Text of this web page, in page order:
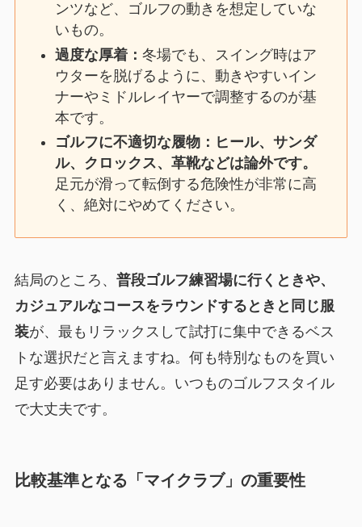
ンツなど、ゴルフの動きを想定していな
いもの。
過度な厚着：冬場でも、スイング時はア
ウターを脱げるように、動きやすいイン
ナーやミドルレイヤーで調整するのが基
本です。
ゴルフに不適切な履物： ヒール、サンダ
ル、クロックス、革靴などは論外です。
足元が滑って転倒する危険性が非常に高
く、絶対にやめてください。
結局のところ、 普段ゴルフ練習場に行くときや、
カジュアルなコースをラウンドするときと同じ服
装が、最もリラックスして試打に集中できるベス
トな選択だと言えますね。何も特別なものを買い
足す必要はありません。いつものゴルフスタイル
で大丈夫です。
比較基準となる「マイクラブ」の重要性